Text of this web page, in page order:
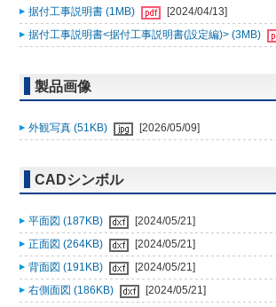
据付工事説明書 (1MB)
[2024/04/13]
据付工事説明書<据付工事説明書(設定編)> (3MB)
製品画像
外観写真 (51KB) [2026/05/09]
CADシンボル
平面図 (187KB)
[2024/05/21]
正面図 (264KB)
[2024/05/21]
背面図 (191KB)
[2024/05/21]
右側面図 (186KB)
[2024/05/21]